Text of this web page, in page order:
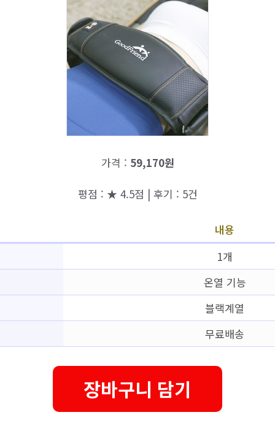
가격 : 59,170원
평점 : ★ 4.5점 | 후기 : 5건
내용
1개
온열 기능
블랙계열
무료배송
장바구니 담기